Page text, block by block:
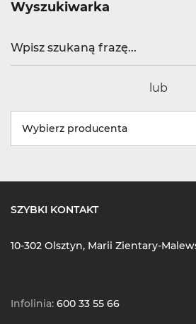
Wyszukiwarka
lub
Wybierz producenta
SZYBKI KONTAKT
10-302 Olsztyn, Marii Zientary-
Infolinia: 600 33 55 66